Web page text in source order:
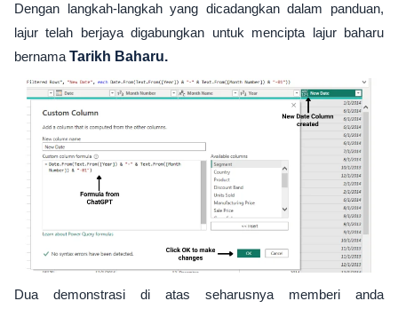
Dengan langkah-langkah yang dicadangkan dalam panduan,
lajur telah berjaya digabungkan untuk mencipta lajur baharu
bernama Tarikh Baharu.
Dua demonstrasi di atas seharusnya memberi anda